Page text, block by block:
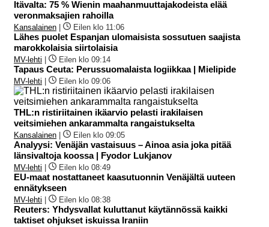
Itävalta: 75 % Wienin maahanmuuttajakodeista elää
veronmaksajien rahoilla
Kansalainen Eilen klo 11:06
Lähes puolet Espanjan ulomaisista sossutuen saajista
marokkolaisia siirtolaisia
MV-lehti Eilen klo 09:14
Tapaus Ceuta: Perussuomalaista logiikkaa | Mielipide
MV-lehti Eilen klo 09:06
THL:n ristiriitainen ikäarvio pelasti irakilaisen
veitsimiehen ankarammalta rangaistukselta
Kansalainen Eilen klo 09:05
Analyysi: Venäjän vastaisuus – Ainoa asia joka pitää
länsivaltoja koossa | Fyodor Lukjanov
MV-lehti Eilen klo 08:49
EU-maat nostattaneet kaasutuonnin Venäjältä uuteen
ennätykseen
MV-lehti Eilen klo 08:38
Reuters: Yhdysvallat kuluttanut käytännössä kaikki
taktiset ohjukset iskuissa Iraniin